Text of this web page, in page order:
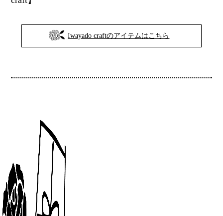
Iwayado craftのアイテムはこちら